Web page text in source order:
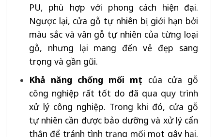
PU, phù hợp với phong cách hiện đại.
Ngược lại, cửa gỗ tự nhiên bị giới hạn bởi
màu sắc và vân gỗ tự nhiên của từng loại
gỗ, nhưng lại mang đến vẻ đẹp sang
trọng và gần gũi.
Khả năng chống mối mọt của cửa gỗ
công nghiệp rất tốt do đã qua quy trình
xử lý công nghiệp. Trong khi đó, cửa gỗ
tự nhiên cần được bảo dưỡng và xử lý cẩn
thận để tránh tình trạng mối mọt gây hại.